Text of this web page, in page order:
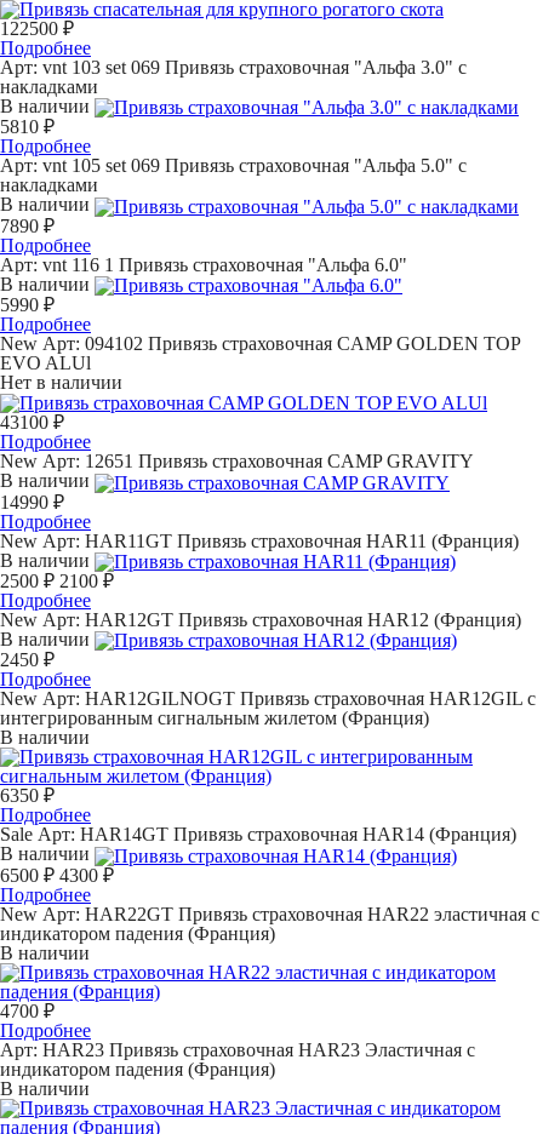
122500 ₽
Подробнее
Арт: vnt 103 set 069 Привязь страховочная "Альфа 3.0" с
накладками
В наличии
5810 ₽
Подробнее
Арт: vnt 105 set 069 Привязь страховочная "Альфа 5.0" с
накладками
В наличии
7890 ₽
Подробнее
Арт: vnt 116 1 Привязь страховочная "Альфа 6.0"
В наличии
5990 ₽
Подробнее
New Арт: 094102 Привязь страховочная CAMP GOLDEN TOP
EVO ALUl
Нет в наличии
43100 ₽
Подробнее
New Арт: 12651 Привязь страховочная CAMP GRAVITY
В наличии
14990 ₽
Подробнее
New Арт: HAR11GT Привязь страховочная HAR11 (Франция)
В наличии
2500 ₽ 2100 ₽
Подробнее
New Арт: HAR12GT Привязь страховочная HAR12 (Франция)
В наличии
2450 ₽
Подробнее
New Арт: HAR12GILNOGT Привязь страховочная HAR12GIL с
интегрированным сигнальным жилетом (Франция)
В наличии
6350 ₽
Подробнее
Sale Арт: HAR14GT Привязь страховочная HAR14 (Франция)
В наличии
6500 ₽ 4300 ₽
Подробнее
New Арт: HAR22GT Привязь страховочная HAR22 эластичная с
индикатором падения (Франция)
В наличии
4700 ₽
Подробнее
Арт: HAR23 Привязь страховочная HAR23 Эластичная с
индикатором падения (Франция)
В наличии